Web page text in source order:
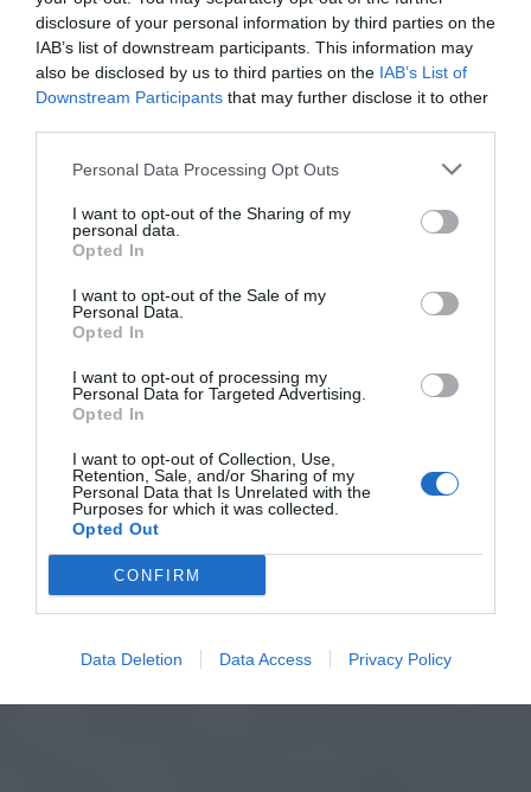
disclosure of your personal information by third parties on the
IAB’s list of downstream participants. This information may
also be disclosed by us to third parties on the IAB’s List of
Downstream Participants that may further disclose it to other
Personal Data Processing Opt Outs
I want to opt-out of the Sharing of my
personal data.
Opted In
I want to opt-out of the Sale of my
Personal Data.
Opted In
I want to opt-out of processing my
Personal Data for Targeted Advertising.
Opted In
I want to opt-out of Collection, Use,
Retention, Sale, and/or Sharing of my
Personal Data that Is Unrelated with the
Purposes for which it was collected.
Opted Out
CONFIRM
Data Deletion Data Access Privacy Policy